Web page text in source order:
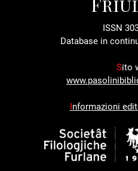
ISSN
Database in
Sito
Informazioni